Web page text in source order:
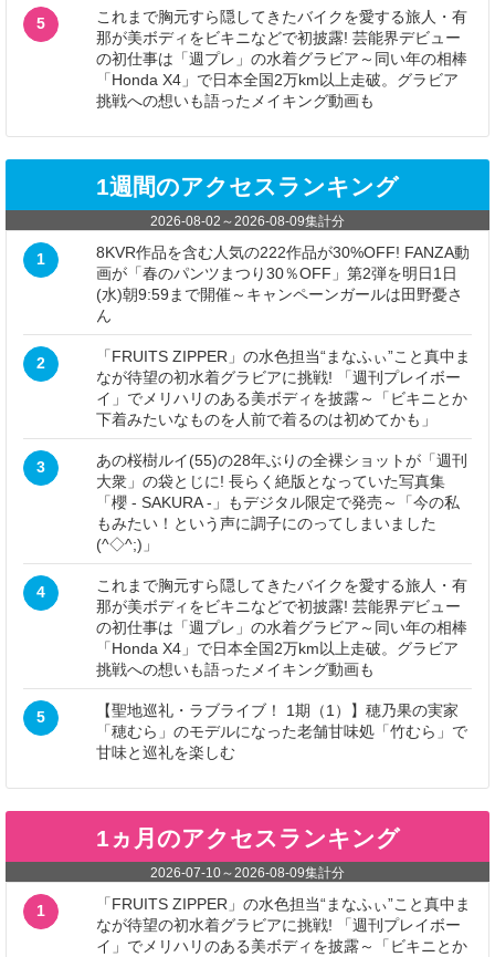
5
これまで胸元すら隠してきたバイクを愛する旅人・有
那が美ボディをビキニなどで初披露! 芸能界デビュー
の初仕事は「週プレ」の水着グラビア～同い年の相棒
「Honda X4」で日本全国2万km以上走破。グラビア
挑戦への想いも語ったメイキング動画も
1週間のアクセスランキング
2026-08-02 ～2026-08-09集計分
1
8KVR作品を含む人気の222作品が30%OFF! FANZA動
画が「春のパンツまつり30％OFF」第2弾を明日1日
(水)朝9:59まで開催～キャンペーンガールは田野憂さ
ん
2
「FRUITS ZIPPER」の水色担当“まなふぃ”こと真中ま
なが待望の初水着グラビアに挑戦! 「週刊プレイボー
イ」でメリハリのある美ボディを披露～「ビキニとか
下着みたいなものを人前で着るのは初めてかも」
3
あの桜樹ルイ(55)の28年ぶりの全裸ショットが「週刊
大衆」の袋とじに! 長らく絶版となっていた写真集
「櫻 - SAKURA -」もデジタル限定で発売～「今の私
もみたい！という声に調子にのってしまいました
(^◇^;)」
4
これまで胸元すら隠してきたバイクを愛する旅人・有
那が美ボディをビキニなどで初披露! 芸能界デビュー
の初仕事は「週プレ」の水着グラビア～同い年の相棒
「Honda X4」で日本全国2万km以上走破。グラビア
挑戦への想いも語ったメイキング動画も
5
【聖地巡礼・ラブライブ！ 1期（1）】穂乃果の実家
「穂むら」のモデルになった老舗甘味処「竹むら」で
甘味と巡礼を楽しむ
1ヵ月のアクセスランキング
2026-07-10～2026-08-09集計分
1
「FRUITS ZIPPER」の水色担当“まなふぃ”こと真中ま
なが待望の初水着グラビアに挑戦! 「週刊プレイボー
イ」でメリハリのある美ボディを披露～「ビキニとか